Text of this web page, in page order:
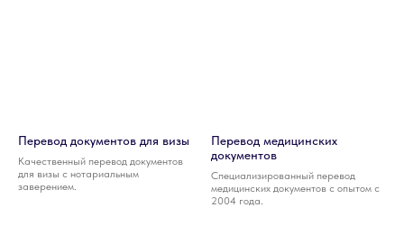
Перевод документов для визы
Качественный перевод документов
для визы с нотариальным
заверением.
Перевод медицинских
документов
Специализированный перевод
медицинских документов с опытом с
2004 года.